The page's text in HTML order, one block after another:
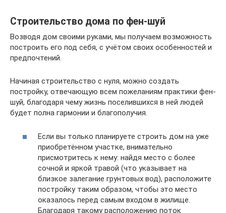
Строительство дома по фен-шуй
Возводя дом своими руками, мы получаем возможность
построить его под себя, с учётом своих особенностей и
предпочтений.
Начиная строительство с нуля, можно создать
постройку, отвечающую всем пожеланиям практики фен-
шуй, благодаря чему жизнь поселившихся в ней людей
будет полна гармонии и благополучия.
Если вы только планируете строить дом на уже
приобретённом участке, внимательно
присмотритесь к нему: найдя место с более
сочной и яркой травой (что указывает на
близкое залегание грунтовых вод), расположите
постройку таким образом, чтобы это место
оказалось перед самым входом в жилище.
Благодаря такому расположению поток